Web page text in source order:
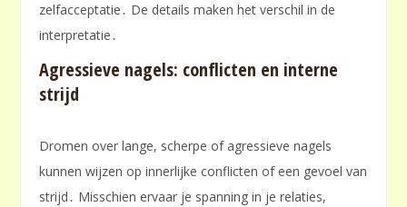
zelfacceptatie․ De details maken het verschil in de
interpretatie․
Agressieve nagels: conflicten en interne
strijd
Dromen over lange, scherpe of agressieve nagels
kunnen wijzen op innerlijke conflicten of een gevoel van
strijd․ Misschien ervaar je spanning in je relaties,